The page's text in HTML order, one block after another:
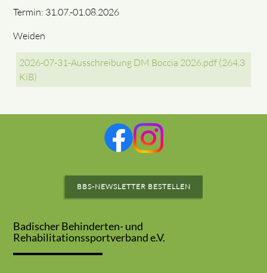
Termin: 31.07.-01.08.2026
Weiden
2026-07-31-Ausschreibung DM Boccia 2026.pdf (264,3
KiB)
BBS-NEWSLETTER BESTELLEN
Badischer Behinderten- und
Rehabilitationssportverband e.V.